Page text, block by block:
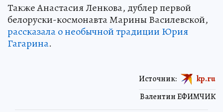
Также Анастасия Ленкова, дублер первой
белоруски-космонавта Марины Василевской,
рассказала о необычной традиции Юрия
Гагарина.
Валентин ЕФИМЧИК
Источник: kp.ru